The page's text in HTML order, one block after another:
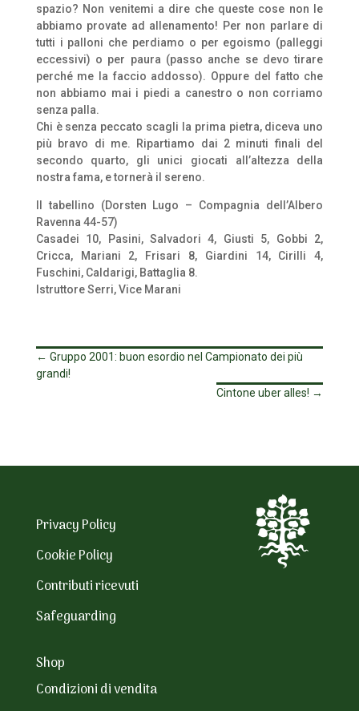
spazio? Non venitemi a dire che queste cose non le
abbiamo provate ad allenamento! Per non parlare di
tutti i palloni che perdiamo o per egoismo (palleggi
eccessivi) o per paura (passo anche se devo tirare
perché me la faccio addosso). Oppure del fatto che
non abbiamo mai i piedi a canestro o non corriamo
senza palla.
Chi è senza peccato scagli la prima pietra, diceva uno
più bravo di me. Ripartiamo dai 2 minuti finali del
secondo quarto, gli unici giocati all’altezza della
nostra fama, e tornerà il sereno.
Il tabellino (Dorsten Lugo – Compagnia dell’Albero
Ravenna 44-57)
Casadei 10, Pasini, Salvadori 4, Giusti 5, Gobbi 2,
Cricca, Mariani 2, Frisari 8, Giardini 14, Cirilli 4,
Fuschini, Caldarigi, Battaglia 8.
Istruttore Serri, Vice Marani
← Gruppo 2001: buon esordio nel Campionato dei più
grandi!
Cintone uber alles! →
Privacy Policy
Cookie Policy
Contributi ricevuti
Safeguarding
Shop
Condizioni di vendita